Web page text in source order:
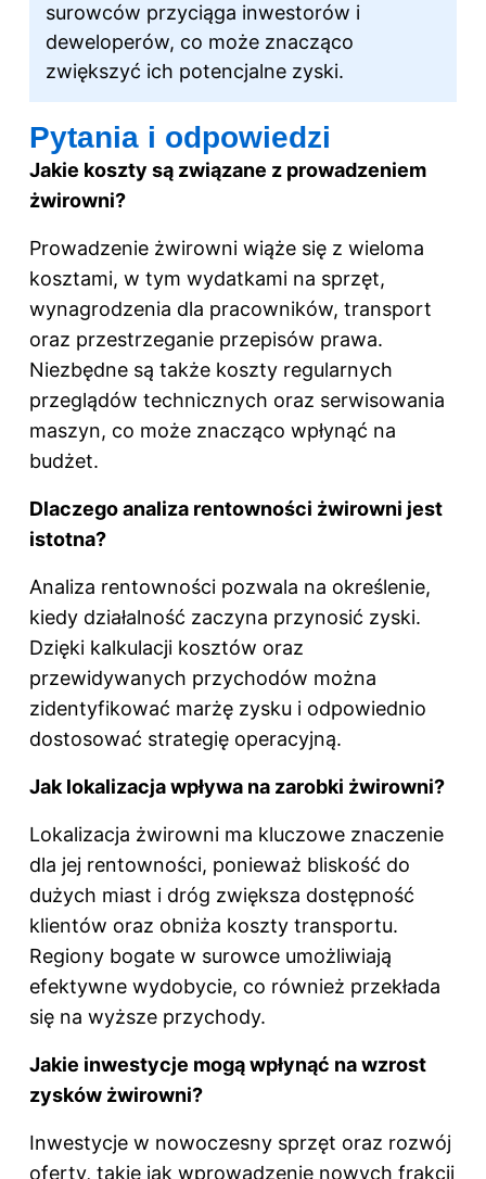
surowców przyciąga inwestorów i
deweloperów, co może znacząco
zwiększyć ich potencjalne zyski.
Pytania i odpowiedzi
Jakie koszty są związane z prowadzeniem
żwirowni?
Prowadzenie żwirowni wiąże się z wieloma
kosztami, w tym wydatkami na sprzęt,
wynagrodzenia dla pracowników, transport
oraz przestrzeganie przepisów prawa.
Niezbędne są także koszty regularnych
przeglądów technicznych oraz serwisowania
maszyn, co może znacząco wpłynąć na
budżet.
Dlaczego analiza rentowności żwirowni jest
istotna?
Analiza rentowności pozwala na określenie,
kiedy działalność zaczyna przynosić zyski.
Dzięki kalkulacji kosztów oraz
przewidywanych przychodów można
zidentyfikować marżę zysku i odpowiednio
dostosować strategię operacyjną.
Jak lokalizacja wpływa na zarobki żwirowni?
Lokalizacja żwirowni ma kluczowe znaczenie
dla jej rentowności, ponieważ bliskość do
dużych miast i dróg zwiększa dostępność
klientów oraz obniża koszty transportu.
Regiony bogate w surowce umożliwiają
efektywne wydobycie, co również przekłada
się na wyższe przychody.
Jakie inwestycje mogą wpłynąć na wzrost
zysków żwirowni?
Inwestycje w nowoczesny sprzęt oraz rozwój
oferty, takie jak wprowadzenie nowych frakcji